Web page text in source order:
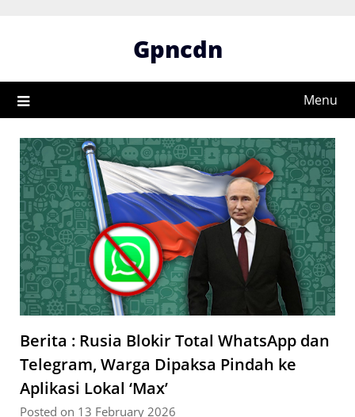
Gpncdn
Menu
Berita : Rusia Blokir Total WhatsApp dan
Telegram, Warga Dipaksa Pindah ke
Aplikasi Lokal ‘Max’
Posted on 13 February 2026